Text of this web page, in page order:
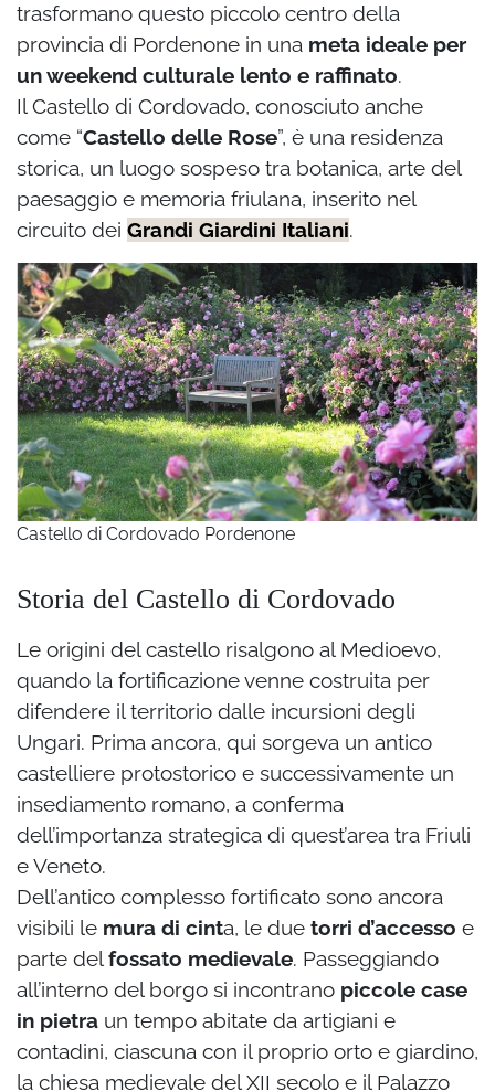
trasformano questo piccolo centro della
provincia di Pordenone in una meta ideale per
un weekend culturale lento e raffinato.
Il Castello di Cordovado, conosciuto anche
come “Castello delle Rose”, è una residenza
storica, un luogo sospeso tra botanica, arte del
paesaggio e memoria friulana, inserito nel
circuito dei Grandi Giardini Italiani.
Castello di Cordovado Pordenone
Storia del Castello di Cordovado
Le origini del castello risalgono al Medioevo,
quando la fortificazione venne costruita per
difendere il territorio dalle incursioni degli
Ungari. Prima ancora, qui sorgeva un antico
castelliere protostorico e successivamente un
insediamento romano, a conferma
dell’importanza strategica di quest’area tra Friuli
e Veneto.
Dell’antico complesso fortificato sono ancora
visibili le mura di cinta, le due torri d’accesso e
parte delfossato medievale. Passeggiando
all’interno del borgo si incontrano piccole case
in pietra un tempo abitate da artigiani e
contadini, ciascuna con il proprio orto e giardino,
la chiesa medievale del XII secolo e il Palazzo